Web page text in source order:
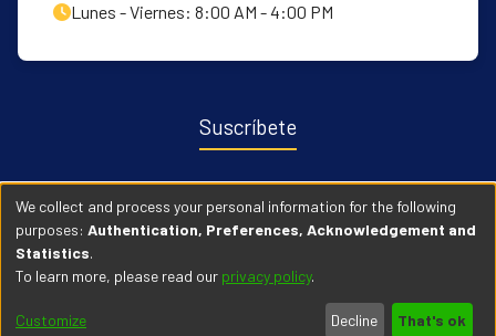
Lunes - Viernes: 8:00 AM - 4:00 PM
Suscríbete
Recibe notificaciones sobre nuevas publicaciones y eventos
relacionados con el repositorio. ingresa Aqui →
We collect and process your personal information for the following
purposes: Authentication, Preferences, Acknowledgement and
Statistics.
To learn more, please read our privacy policy.
Customize Decline That's ok